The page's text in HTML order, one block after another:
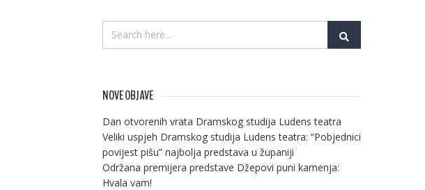
NOVE OBJAVE
Dan otvorenih vrata Dramskog studija Ludens teatra
Veliki uspjeh Dramskog studija Ludens teatra: “Pobjednici
povijest pišu” najbolja predstava u županiji
Održana premijera predstave Džepovi puni kamenja:
Hvala vam!